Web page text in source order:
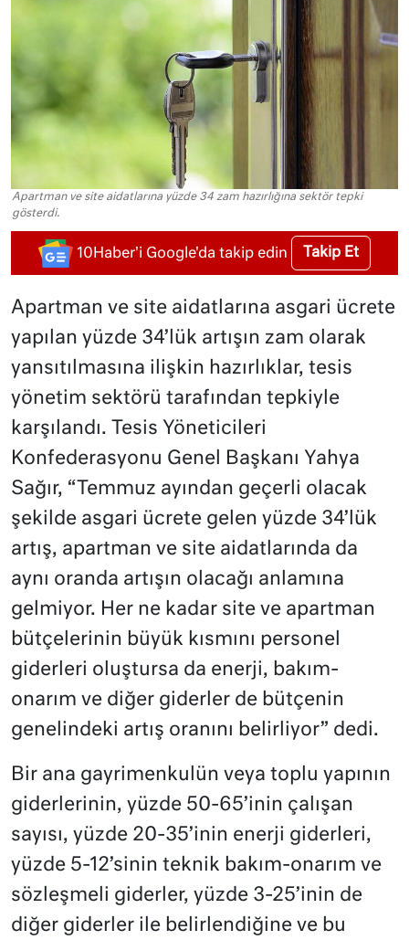
Apartman ve site aidatlarına yüzde 34 zam hazırlığına sektör tepki
gösterdi.
10Haber'i Google'da takip edin Takip Et
Apartman ve site aidatlarına asgari ücrete
yapılan yüzde 34’lük artışın zam olarak
yansıtılmasına ilişkin hazırlıklar, tesis
yönetim sektörü tarafından tepkiyle
karşılandı. Tesis Yöneticileri
Konfederasyonu Genel Başkanı Yahya
Sağır, “Temmuz ayından geçerli olacak
şekilde asgari ücrete gelen yüzde 34’lük
artış, apartman ve site aidatlarında da
aynı oranda artışın olacağı anlamına
gelmiyor. Her ne kadar site ve apartman
bütçelerinin büyük kısmını personel
giderleri oluştursa da enerji, bakım-
onarım ve diğer giderler de bütçenin
genelindeki artış oranını belirliyor” dedi.
Bir ana gayrimenkulün veya toplu yapının
giderlerinin, yüzde 50-65’inin çalışan
sayısı, yüzde 20-35’inin enerji giderleri,
yüzde 5-12’sinin teknik bakım-onarım ve
sözleşmeli giderler, yüzde 3-25’inin de
diğer giderler ile belirlendiğine ve bu